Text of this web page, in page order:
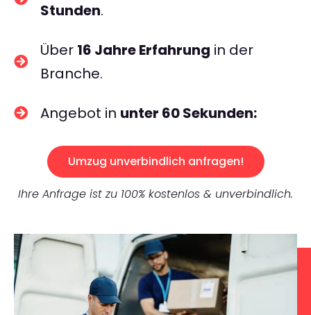
Stunden.
Über 16 Jahre Erfahrung in der
Branche.
Angebot in unter 60 Sekunden:
Umzug unverbindlich anfragen!
Ihre Anfrage ist zu 100% kostenlos & unverbindlich.